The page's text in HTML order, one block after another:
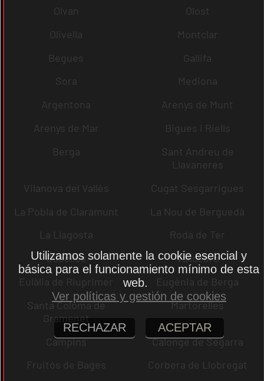
Olvan
Olost
Olivella
Montclar
Begues
Gallifa
Sora
Mediona
Argentona
Arenys de Munt
Arenys de Mar
Bigues i Riells
Berga
Sant Andreu de
Llavaneres
Vilanova del Vallès
Cugat Sesgarrigues
La Pobla de Claramunt
La Nou de Berguedà
La Llagosta
Roda de Ter
Cubelles
Vallcebre
Eulàlia de Riuprimer
Eugènia de Berga
Santa Coloma de
Gramenet
Martorelles
Campins
Calonge de Segarra
Fruitós de Bages
Corbera de Llobregat
Utilizamos solamente la cookie esencial y
básica para el funcionamiento mínimo de esta
web.
Ver políticas y gestión de cookies
RECHAZAR ACEPTAR